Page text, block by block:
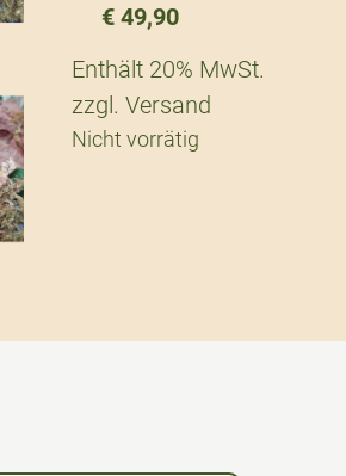
€ 49,90
Enthält 20% MwSt.
zzgl. Versand
Nicht vorrätig